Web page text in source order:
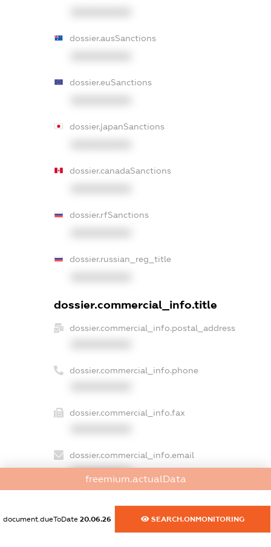
dossier.ausSanctions
dossier.euSanctions
dossier.japanSanctions
dossier.canadaSanctions
dossier.rfSanctions
dossier.russian_reg_title
dossier.commercial_info.title
dossier.commercial_info.postal_address
dossier.commercial_info.phone
dossier.commercial_info.fax
dossier.commercial_info.email
freemium.actualData
document.dueToDate 20.06.26 SEARCH.ONMONITORING